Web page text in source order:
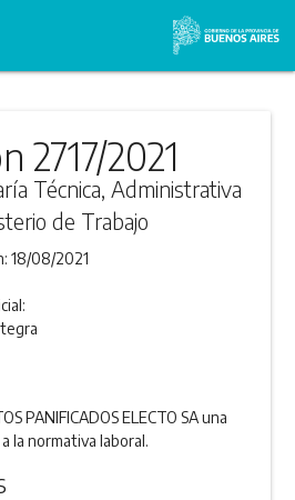
2717/2021
Técnica, Administrativa
de Trabajo
18/08/2021
PANIFICADOS ELECTO SA una
la normativa laboral.